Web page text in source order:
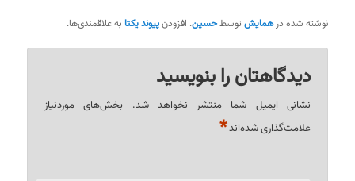
نوشته شده درهمایش توسطحسین. افزودنپیوند یکتا به علاقمندی‌ها.
دیدگاهتان را بنویسید
نشانی ایمیل شما منتشر نخواهد شد.
بخش‌های موردنیاز
علامت‌گذاری شده‌اند*